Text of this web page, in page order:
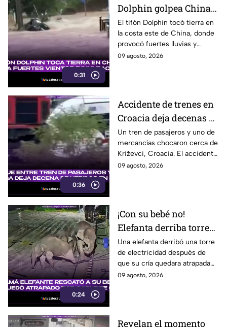
0:31
Dolphin golpea China
con fuertes vientos y
lluvias
El tifón Dolphin tocó tierra en
la costa este de China, donde
provocó fuertes lluvias y
vientos, además de alertas por
09 agosto, 2026
0:36
Accidente de trenes en
Croacia deja decenas de
heridos; seis están
graves
Un tren de pasajeros y uno de
mercancías chocaron cerca de
Križevci, Croacia. El accidente
dejó entre 20 y 25 heridos,
09 agosto, 2026
0:24
¡Con su bebé no!
Elefanta derriba torre
eléctrica para rescatar
a su cría
Una elefanta derribó una torre
de electricidad después de
que su cría quedara atrapada
entre los cables, en un intento
09 agosto, 2026
Revelan el momento